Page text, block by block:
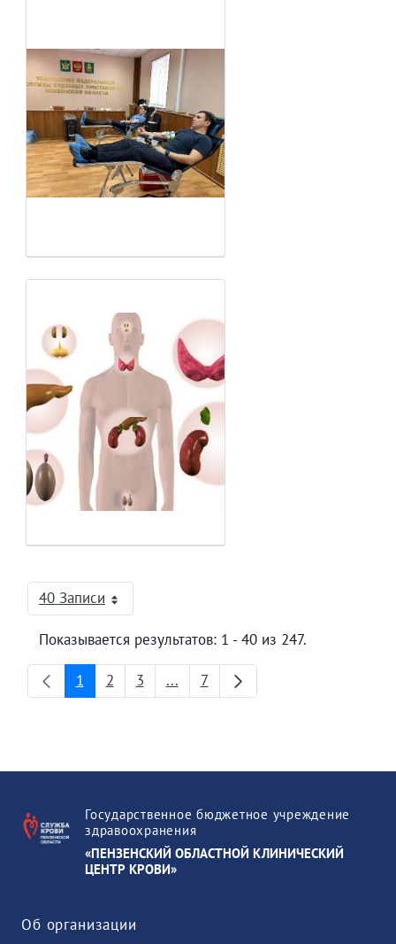
40 ЗаписиНа страницу
Показывается результатов: 1 - 40 из 247.
Страница
1 Страница
2 Страница
3 ...Промежуточные страницы
Страница
7
Государственное бюджетное учреждение
здравоохранения
«ПЕНЗЕНСКИЙ ОБЛАСТНОЙ КЛИНИЧЕСКИЙ
ЦЕНТР КРОВИ»
Об организации